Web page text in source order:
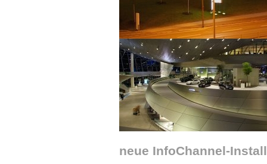
neue InfoChannel-